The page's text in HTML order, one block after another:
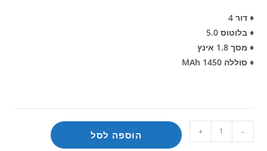
♦ דור 4
♦ בלוטוס 5.0
♦ מסך 1.8 אינץ
♦ סוללה 1450 MAh
של
-
+ הוספה לסל